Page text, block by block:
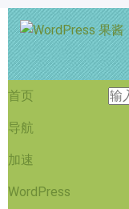
首页
导航
加速
WordPress